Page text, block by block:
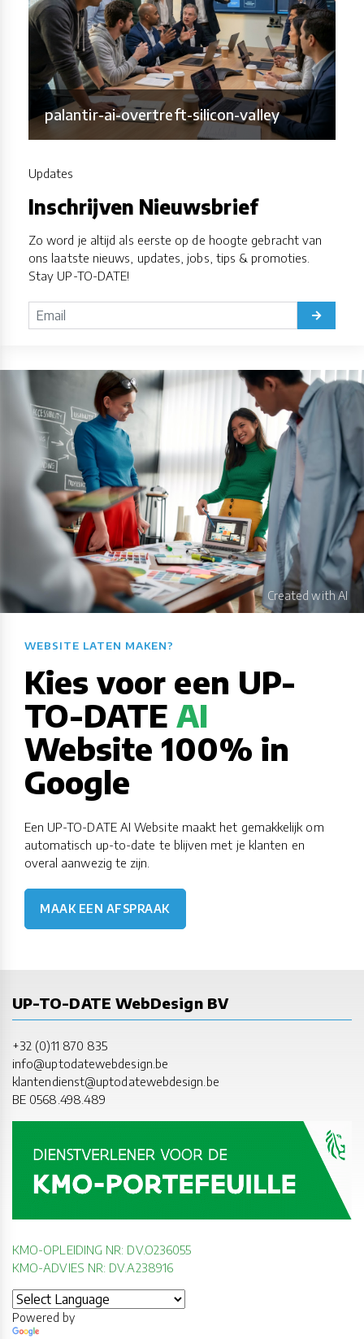
palantir-ai-overtreft-silicon-valley
Updates
Inschrijven Nieuwsbrief
Zo word je altijd als eerste op de hoogte gebracht van
ons laatste nieuws, updates, jobs, tips & promoties.
Stay UP-TO-DATE!
WEBSITE LATEN MAKEN?​​​​​​​​​​​​​​
Kies voor een UP-
TO-DATEAI
Website 100% in
Google
Een UP-TO-DATE AI Website maakt het gemakkelijk om
automatisch up-to-date te blijven met je klanten en
overal aanwezig te zijn.
MAAK EEN AFSPRAAK
UP-TO-DATE WebDesign BV
+32 (0)11 870 835
info@uptodatewebdesign.be
klantendienst@uptodatewebdesign.be
BE 0568.498.489
KMO-OPLEIDING NR: DV.O236055
KMO-ADVIES NR: DV.A238916
Powered by